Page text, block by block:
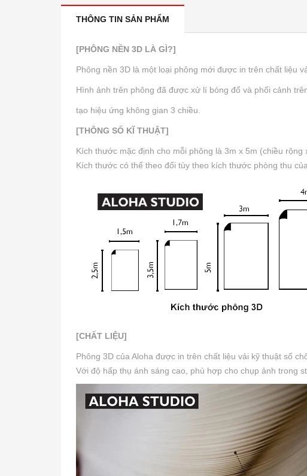
THÔNG TIN SẢN PHẨM
[PHÔNG NỀN 3D LÀ GÌ?]
Phông nền 3D là một loại phông mới được in trên chất liệu
Hình ảnh trên phông đã được xử lí bóng đổ và phối cảnh
tạo hiệu ứng không gian 3 chiều.
[THÔNG SỐ KĨ THUẬT]
Kích thước mặc định cho mỗi phông là 3m x 5m (chiều rộng
Kích thước có thể theo đổi tùy theo kích thước phòng thu
[CHẤT LIỆU]
Phông 3D của Aloha được in trên chất liệu vải kỹ thuật số
Với độ hấp thụ ánh sáng cao, phù hợp cho chụp ảnh trong